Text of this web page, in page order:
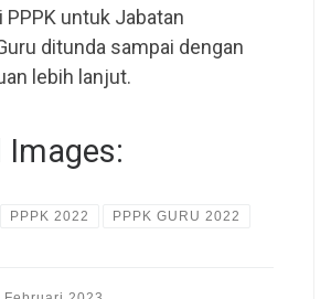
untuk Jabatan
ditunda sampai dengan
lebih lanjut.
Images:
PPPK 2022 PPPK GURU 2022